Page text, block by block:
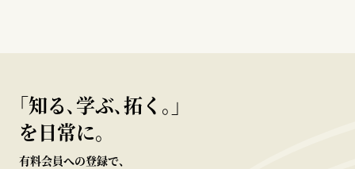
｢知る､学ぶ､拓く｡｣
を日常に。
有料会員への登録で、